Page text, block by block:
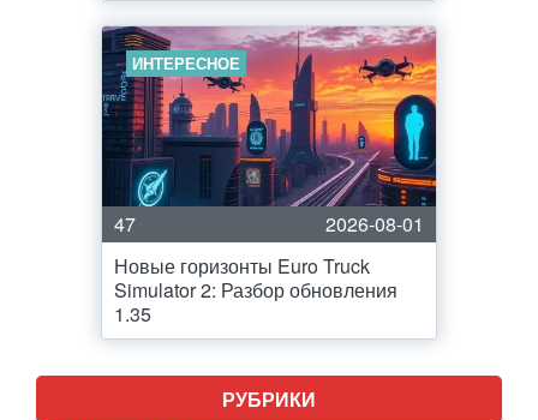
ИНТЕРЕСНОЕ
47
2026-08-01
Новые горизонты Euro Truck
Simulator 2: Разбор обновления
1.35
РУБРИКИ